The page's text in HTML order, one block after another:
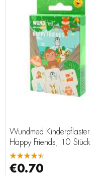
Wundmed Kinderpflaster
Happy Friends, 10 Stück
★★★★★
€0.70